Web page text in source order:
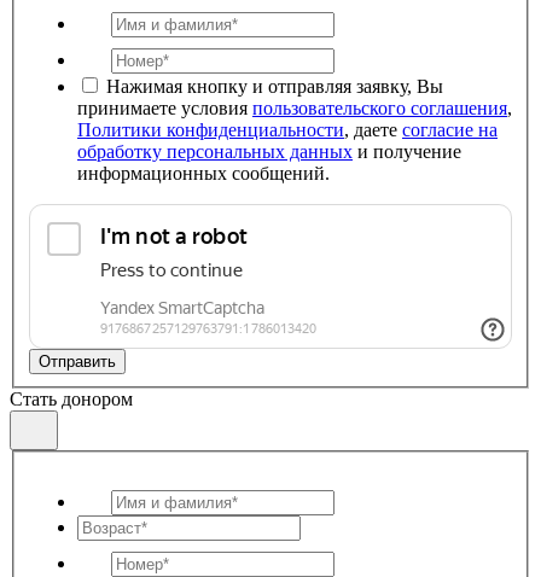
Нажимая кнопку и отправляя заявку, Вы
принимаете условия пользовательского соглашения,
Политики конфиденциальности, даете согласие на
обработку персональных данных и получение
информационных сообщений.
Отправить
Стать донором